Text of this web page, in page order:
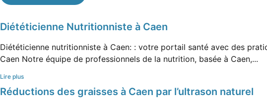
Diététicienne Nutritionniste à Caen
Diététicienne nutritionniste à Caen: : votre portail santé avec des
Caen Notre équipe de professionnels de la nutrition, basée à Caen,...
Lire plus
Réductions des graisses à Caen par l’ultrason naturel